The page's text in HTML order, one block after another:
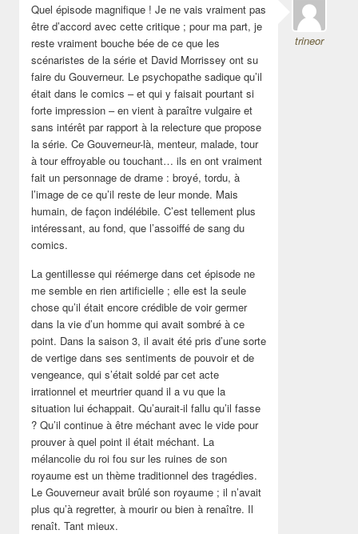
trineor
Quel épisode magnifique ! Je ne vais vraiment pas
être d’accord avec cette critique ; pour ma part, je
reste vraiment bouche bée de ce que les
scénaristes de la série et David Morrissey ont su
faire du Gouverneur. Le psychopathe sadique qu’il
était dans le comics – et qui y faisait pourtant si
forte impression – en vient à paraître vulgaire et
sans intérêt par rapport à la relecture que propose
la série. Ce Gouverneur-là, menteur, malade, tour
à tour effroyable ou touchant… ils en ont vraiment
fait un personnage de drame : broyé, tordu, à
l’image de ce qu’il reste de leur monde. Mais
humain, de façon indélébile. C’est tellement plus
intéressant, au fond, que l’assoiffé de sang du
comics.
La gentillesse qui réémerge dans cet épisode ne
me semble en rien artificielle ; elle est la seule
chose qu’il était encore crédible de voir germer
dans la vie d’un homme qui avait sombré à ce
point. Dans la saison 3, il avait été pris d’une sorte
de vertige dans ses sentiments de pouvoir et de
vengeance, qui s’était soldé par cet acte
irrationnel et meurtrier quand il a vu que la
situation lui échappait. Qu’aurait-il fallu qu’il fasse
? Qu’il continue à être méchant avec le vide pour
prouver à quel point il était méchant. La
mélancolie du roi fou sur les ruines de son
royaume est un thème traditionnel des tragédies.
Le Gouverneur avait brûlé son royaume ; il n’avait
plus qu’à regretter, à mourir ou bien à renaître. Il
renaît. Tant mieux.